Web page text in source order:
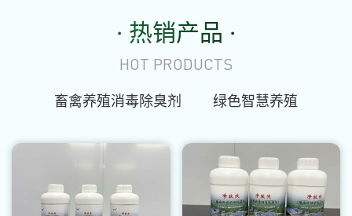
· 热销产品 ·
HOT PRODUCTS
畜禽养殖消毒除臭剂 绿色智慧养殖